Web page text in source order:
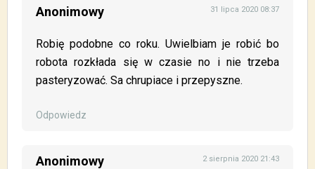
Anonimowy 31 lipca 2020 08:37
Robię podobne co roku. Uwielbiam je robić bo
robota rozkłada się w czasie no i nie trzeba
pasteryzować. Sa chrupiace i przepyszne.
Odpowiedz
Anonimowy 2 sierpnia 2020 21:43